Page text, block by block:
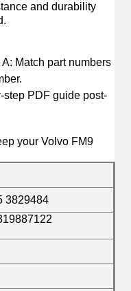
and durability
Match part numbers
step PDF guide post-
your Volvo FM9
3829484